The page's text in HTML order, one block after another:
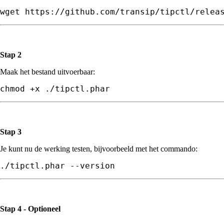
wget https://github.com/transip/tipctl/
Stap 2
Maak het bestand uitvoerbaar:
chmod +x ./tipctl.phar
Stap 3
Je kunt nu de werking testen, bijvoorbeeld met het commando:
./tipctl.phar --version
Stap 4 - Optioneel